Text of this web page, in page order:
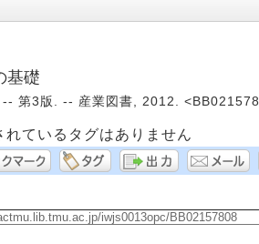
基礎
-- 第3版. -- 産業図書, 2012.
れているタグはありません